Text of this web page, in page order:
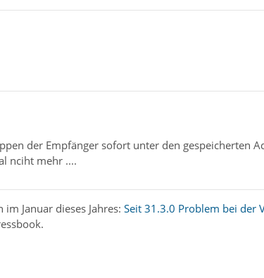
der Empfänger sofort unter den gespeicherten
nciht mehr ....
Januar dieses Jahres: Seit 31.3.0 Problem bei der